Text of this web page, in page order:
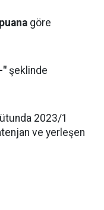
göre
" şeklinde
2023/1
ve yerleşen